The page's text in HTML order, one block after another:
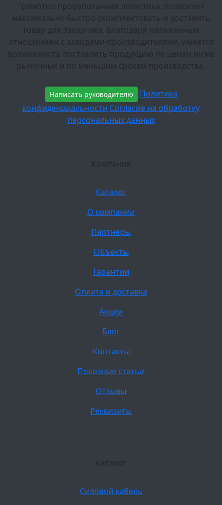
Грамотно проработанная логистика, позволяет
максимально быстро скомплектовать и доставить
товар для Заказчика. Благодаря налаженным
отношениям с заводами-производителями, имеется
возможность поставлять продукцию по ценам ниже
рыночных и по меньшим срокам производства.
Написать руководителю
Политика
конфиденциальности Согласие на обработку
персональных данных
Компания
Каталог
О компании
Партнеры
Объекты
Гарантии
Оплата и доставка
Акции
Блог
Контакты
Полезные статьи
Отзывы
Реквизиты
Каталог
Силовой кабель